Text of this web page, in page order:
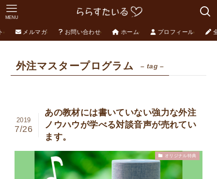
MENU
メルマガ お問い合わせ ホーム プロフィール
外注マスタープログラム – tag –
あの教材には書いていない強力な外注
ノウハウが学べる対談音声が売れてい
ます。
2019
7/26
オリジナル特典